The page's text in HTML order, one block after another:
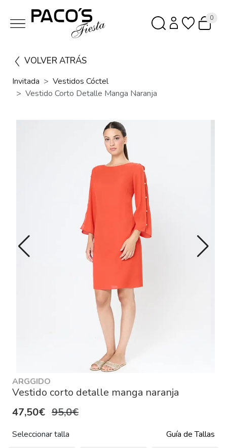
0
VOLVER ATRÁS
Invitada
Vestidos Cóctel
Vestido Corto Detalle Manga Naranja
ARGGIDO
Vestido corto detalle manga naranja
47,50€ 95,0€
Seleccionar talla Guía de Tallas